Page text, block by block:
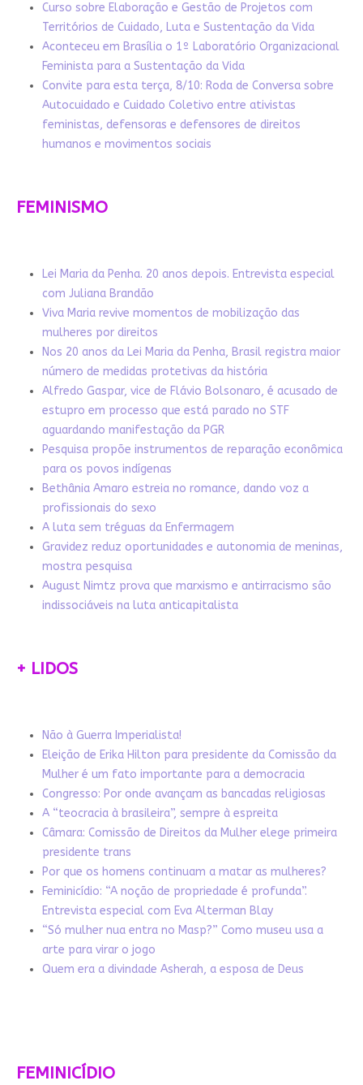
Curso sobre Elaboração e Gestão de Projetos com
Territórios de Cuidado, Luta e Sustentação da Vida
Aconteceu em Brasília o 1º Laboratório Organizacional
Feminista para a Sustentação da Vida
Convite para esta terça, 8/10: Roda de Conversa sobre
Autocuidado e Cuidado Coletivo entre ativistas
feministas, defensoras e defensores de direitos
humanos e movimentos sociais
FEMINISMO
Lei Maria da Penha. 20 anos depois. Entrevista especial
com Juliana Brandão
Viva Maria revive momentos de mobilização das
mulheres por direitos
Nos 20 anos da Lei Maria da Penha, Brasil registra maior
número de medidas protetivas da história
Alfredo Gaspar, vice de Flávio Bolsonaro, é acusado de
estupro em processo que está parado no STF
aguardando manifestação da PGR
Pesquisa propõe instrumentos de reparação econômica
para os povos indígenas
Bethânia Amaro estreia no romance, dando voz a
profissionais do sexo
A luta sem tréguas da Enfermagem
Gravidez reduz oportunidades e autonomia de meninas,
mostra pesquisa
August Nimtz prova que marxismo e antirracismo são
indissociáveis na luta anticapitalista
+ LIDOS
Não à Guerra Imperialista!
Eleição de Erika Hilton para presidente da Comissão da
Mulher é um fato importante para a democracia
Congresso: Por onde avançam as bancadas religiosas
A “teocracia à brasileira”, sempre à espreita
Câmara: Comissão de Direitos da Mulher elege primeira
presidente trans
Por que os homens continuam a matar as mulheres?
Feminicídio: “A noção de propriedade é profunda”.
Entrevista especial com Eva Alterman Blay
“Só mulher nua entra no Masp?” Como museu usa a
arte para virar o jogo
Quem era a divindade Asherah, a esposa de Deus
FEMINICÍDIO